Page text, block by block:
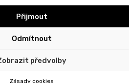
Přijmout
Odmítnout
předvolby
Zásady cookiesKDE NAKOUPIT